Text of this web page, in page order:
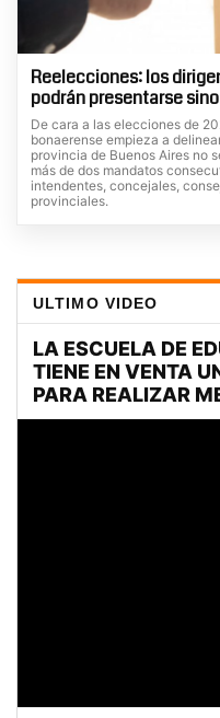
Reelecciones: los
podrán presentarse
De cara a las elecciones de
bonaerense empieza a
provincia de Buenos Aires no
más de dos mandatos
intendentes, concejales,
provinciales.
ULTIMO VIDEO